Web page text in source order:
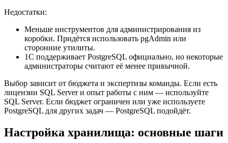
Недостатки:
Меньше инструментов для администрирования из
коробки. Придётся использовать pgAdmin или
сторонние утилиты.
1С поддерживает PostgreSQL официально, но некоторые
администраторы считают её менее привычной.
Выбор зависит от бюджета и экспертизы команды. Если есть
лицензии SQL Server и опыт работы с ним — используйте
SQL Server. Если бюджет ограничен или уже используете
PostgreSQL для других задач — PostgreSQL подойдёт.
Настройка хранилища: основные шаги